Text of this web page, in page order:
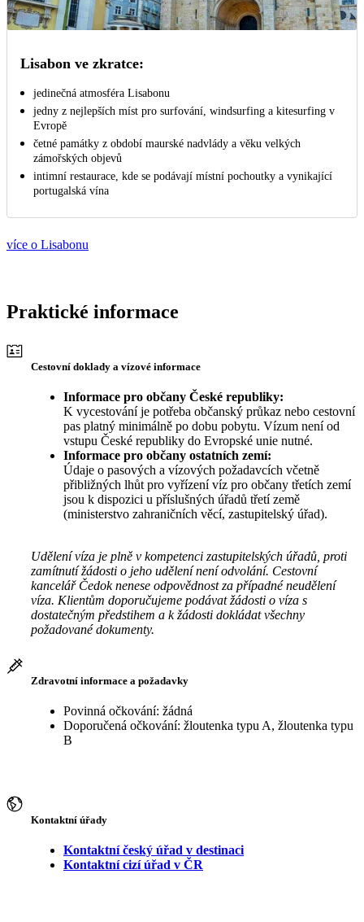
Lisabon ve zkratce:
jedinečná atmosféra Lisabonu
jedny z nejlepších míst pro surfování, windsurfing a kitesurfing v
Evropě
četné památky z období maurské nadvlády a věku velkých
zámořských objevů
intimní restaurace, kde se podávají místní pochoutky a vynikající
portugalská vína
více o Lisabonu
Praktické informace
Cestovní doklady a vízové informace
Informace pro občany České republiky:
K vycestování je potřeba občanský průkaz nebo cestovní
pas platný minimálně po dobu pobytu. Vízum není od
vstupu České republiky do Evropské unie nutné.
Informace pro občany ostatních zemí:
Údaje o pasových a vízových požadavcích včetně
přibližných lhůt pro vyřízení víz pro občany třetích zemí
jsou k dispozici u příslušných úřadů třetí země
(ministerstvo zahraničních věcí, zastupitelský úřad).
Udělení víza je plně v kompetenci zastupitelských úřadů, proti
zamítnutí žádosti o jeho udělení není odvolání. Cestovní
kancelář Čedok nenese odpovědnost za případné neudělení
víza. Klientům doporučujeme podávat žádosti o víza s
dostatečným předstihem a k žádosti dokládat všechny
požadované dokumenty.
Zdravotní informace a požadavky
Povinná očkování: žádná
Doporučená očkování: žloutenka typu A, žloutenka typu
B
Kontaktní úřady
Kontaktní český úřad v destinaci
Kontaktní cizí úřad v ČR